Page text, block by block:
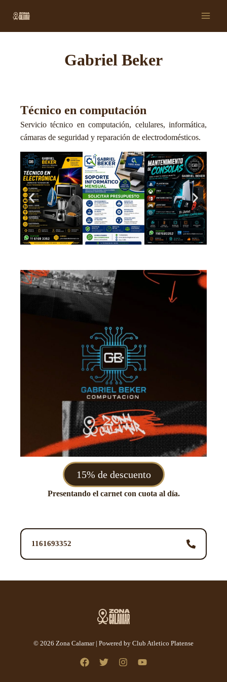
contenido
Main
Gabriel Beker
Técnico en computación
Servicio técnico en computación, celulares, informática,
cámaras de seguridad y reparación de electrodomésticos.
15% de descuento
Presentando el carnet con cuota al día.
1161693352
© 2026 Zona Calamar | Powered by Club Atletico Platense